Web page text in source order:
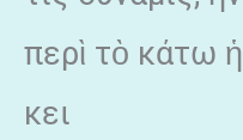
περὶ τὸ κάτω
κει